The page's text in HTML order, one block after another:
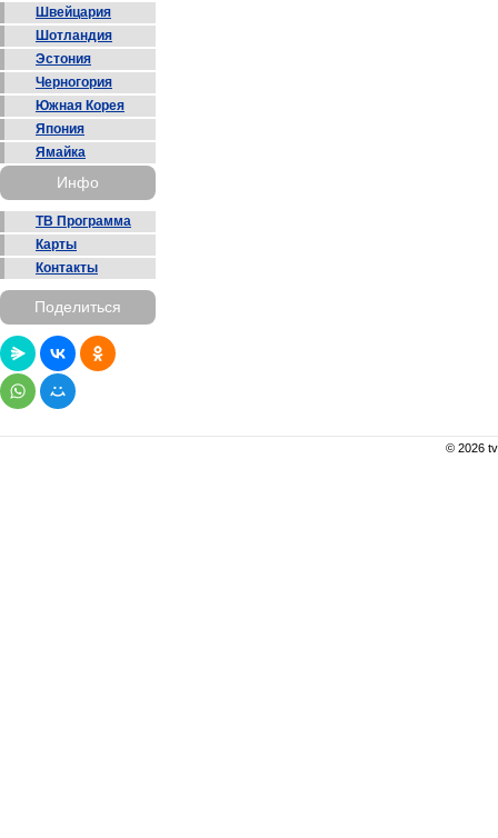
Швейцария
Шотландия
Эстония
Черногория
Южная Корея
Япония
Ямайка
Инфо
ТВ Программа
Карты
Контакты
Поделиться
© 2026